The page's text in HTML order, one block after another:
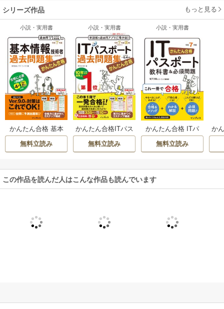
シリーズ作品 もっと見る
小説・実用書
かんたん合格 基本
情報技術者過去問
題集 令和7年度
無料立読み
小説・実用書
かんたん合格ITパス
ポート過去問題集
令和7年度 秋期
無料立読み
小説・実用書
かんたん合格 ITパ
スポート教科書＆
必須問題 令和7年度
無料立読み
か
この作品を読んだ人はこんな作品も読んでいます